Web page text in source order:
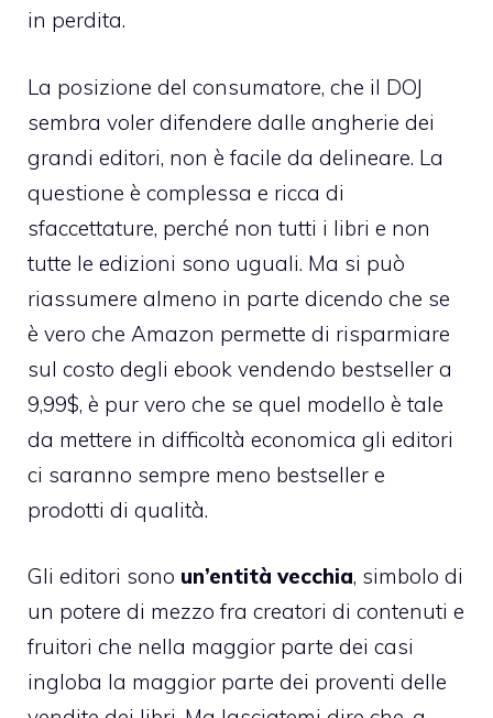
in perdita.
La posizione del consumatore, che il DOJ
sembra voler difendere dalle angherie dei
grandi editori, non è facile da delineare. La
questione è complessa e ricca di
sfaccettature, perché non tutti i libri e non
tutte le edizioni sono uguali. Ma si può
riassumere almeno in parte dicendo che se
è vero che Amazon permette di risparmiare
sul costo degli ebook vendendo bestseller a
9,99$, è pur vero che se quel modello è tale
da mettere in difficoltà economica gli editori
ci saranno sempre meno bestseller e
prodotti di qualità.
Gli editori sono un’entità vecchia, simbolo di
un potere di mezzo fra creatori di contenuti e
fruitori che nella maggior parte dei casi
ingloba la maggior parte dei proventi delle